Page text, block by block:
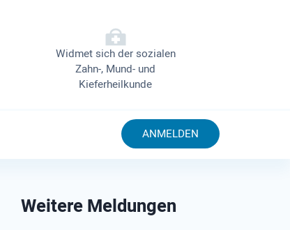
Widmet sich der sozialen
Zahn-, Mund- und
Kieferheilkunde
ANMELDEN
Weitere Meldungen